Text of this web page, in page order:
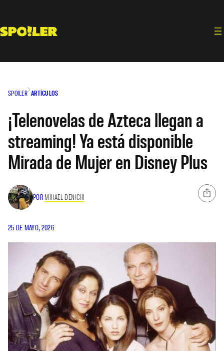
contenido
SPOILER ARTÍCULOS
¡Telenovelas de Azteca llegan a
streaming! Ya está disponible
Mirada de Mujer en Disney Plus
POR MIHAEL DENICHI
25 DE MAYO, 2026